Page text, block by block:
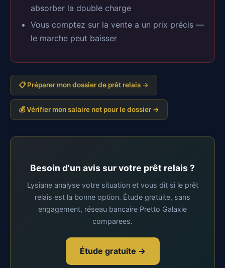
absorber la double charge
Vous comptez sur la vente a un prix précis —
le marche peut baisser
📋 Préparer mon dossier de prêt relais →
💰 Vérifier mon salaire net pour le dossier →
Besoin d'un avis sur votre prêt relais ?
Lysiane analyse votre situation et vous dit si le prêt
relais est la bonne option. Étude gratuite, sans
engagement, réseau bancaire Pretto Galaxie
comparees.
Étude gratuite →